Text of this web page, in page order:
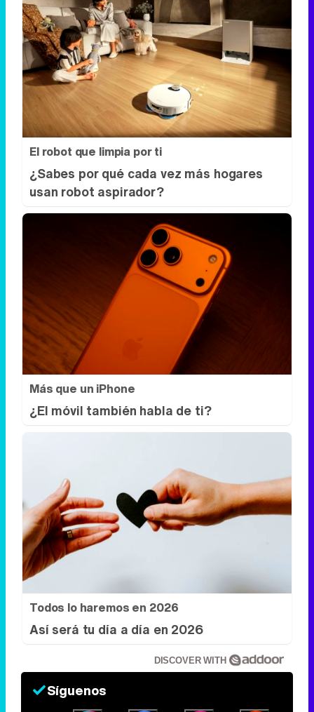
El robot que limpia por ti
¿Sabes por qué cada vez más hogares
usan robot aspirador?
Más que un iPhone
¿El móvil también habla de ti?
Todos lo haremos en 2026
Así será tu día a día en 2026
DISCOVER WITH
Síguenos